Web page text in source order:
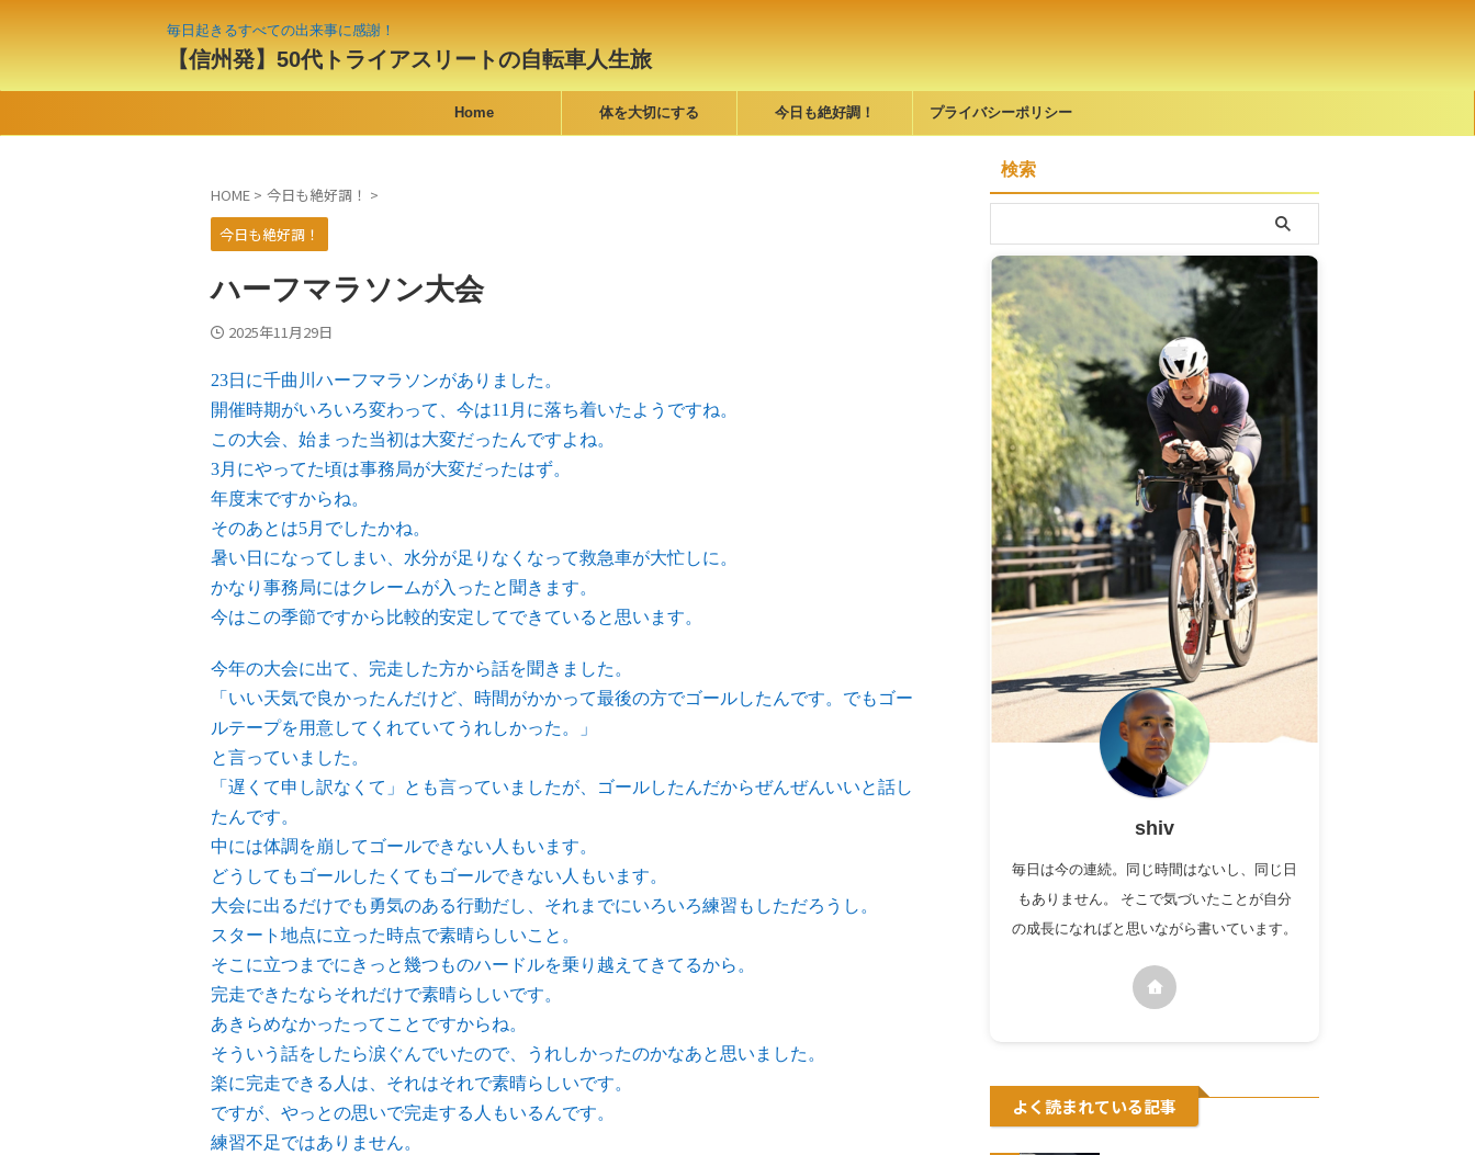
毎日起きるすべての出来事に感謝！
【信州発】50代トライアスリートの自転車人生旅
Home 体を大切にする 今日も絶好調！ プライバシーポリシー
HOME > 今日も絶好調！ >
今日も絶好調！
ハーフマラソン大会
2025年11月29日
23日に千曲川ハーフマラソンがありました。
開催時期がいろいろ変わって、今は11月に落ち着いたようですね。
この大会、始まった当初は大変だったんですよね。
3月にやってた頃は事務局が大変だったはず。
年度末ですからね。
そのあとは5月でしたかね。
暑い日になってしまい、水分が足りなくなって救急車が大忙しに。
かなり事務局にはクレームが入ったと聞きます。
今はこの季節ですから比較的安定してできていると思います。
今年の大会に出て、完走した方から話を聞きました。
「いい天気で良かったんだけど、時間がかかって最後の方でゴールしたんです。でもゴー
ルテープを用意してくれていてうれしかった。」
と言っていました。
「遅くて申し訳なくて」とも言っていましたが、ゴールしたんだからぜんぜんいいと話し
たんです。
中には体調を崩してゴールできない人もいます。
どうしてもゴールしたくてもゴールできない人もいます。
大会に出るだけでも勇気のある行動だし、それまでにいろいろ練習もしただろうし。
スタート地点に立った時点で素晴らしいこと。
そこに立つまでにきっと幾つものハードルを乗り越えてきてるから。
完走できたならそれだけで素晴らしいです。
あきらめなかったってことですからね。
そういう話をしたら涙ぐんでいたので、うれしかったのかなあと思いました。
楽に完走できる人は、それはそれで素晴らしいです。
ですが、やっとの思いで完走する人もいるんです。
練習不足ではありません。
検索
shiv
毎日は今の連続。同じ時間はないし、同じ日
もありません。 そこで気づいたことが自分
の成長になればと思いながら書いています。
よく読まれている記事